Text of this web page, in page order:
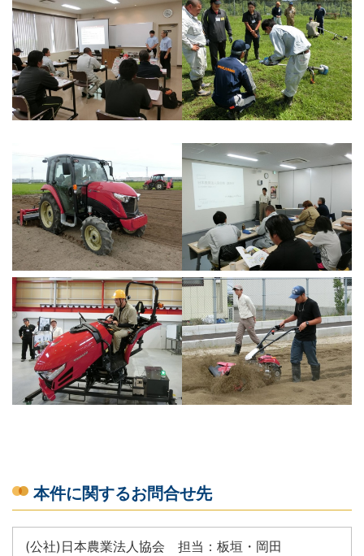
本件に関するお問合せ先
(公社)日本農業法人協会 担当：板垣・岡田